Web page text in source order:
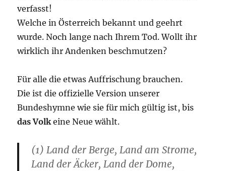
verfasst!
Welche in Österreich bekannt und geehrt
wurde. Noch lange nach Ihrem Tod. Wollt ihr
wirklich ihr Andenken beschmutzen?
Für alle die etwas Auffrischung brauchen.
Die ist die offizielle Version unserer
Bundeshymne wie sie für mich gültig ist, bis
das Volkeine Neue wählt.
(1) Land der Berge, Land am Strome,
Land der Äcker, Land der Dome,